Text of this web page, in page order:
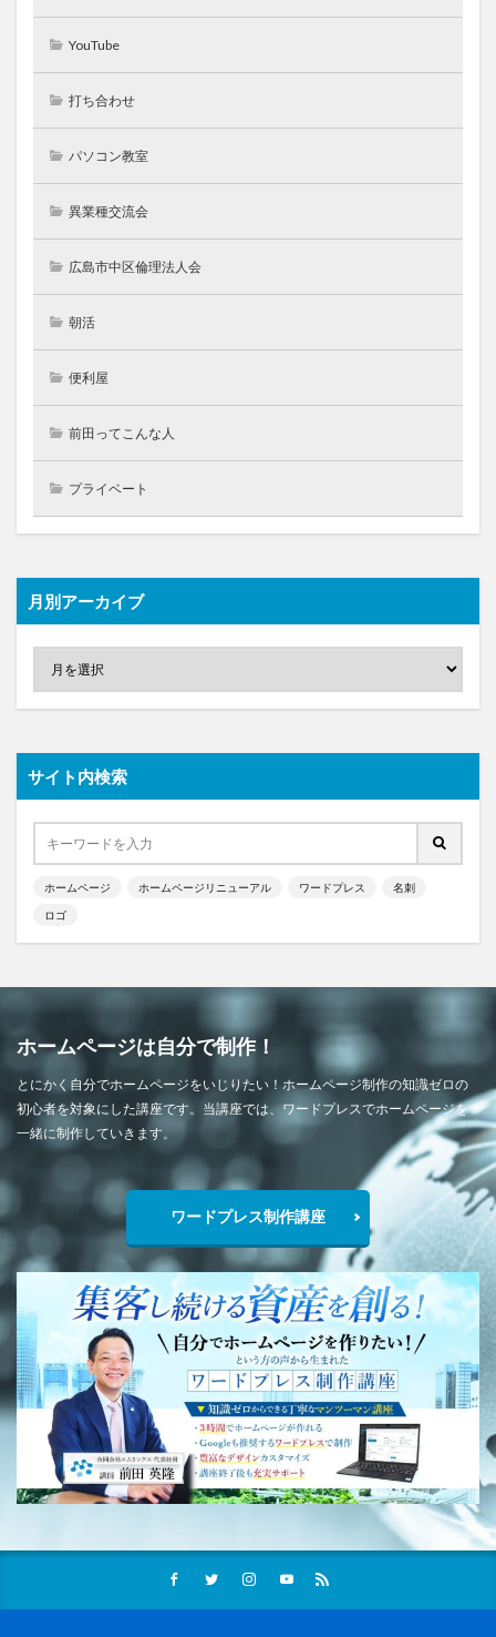
YouTube
打ち合わせ
パソコン教室
異業種交流会
広島市中区倫理法人会
朝活
便利屋
前田ってこんな人
プライベート
月別アーカイブ
サイト内検索
ホームページ ホームページリニューアル ワードプレス 名刺
ロゴ
ホームページは自分で制作！
とにかく自分でホームページをいじりたい！ホームページ制作の知識ゼロの
初心者を対象にした講座です。当講座では、ワードプレスでホームページを
一緒に制作していきます。
ワードプレス制作講座